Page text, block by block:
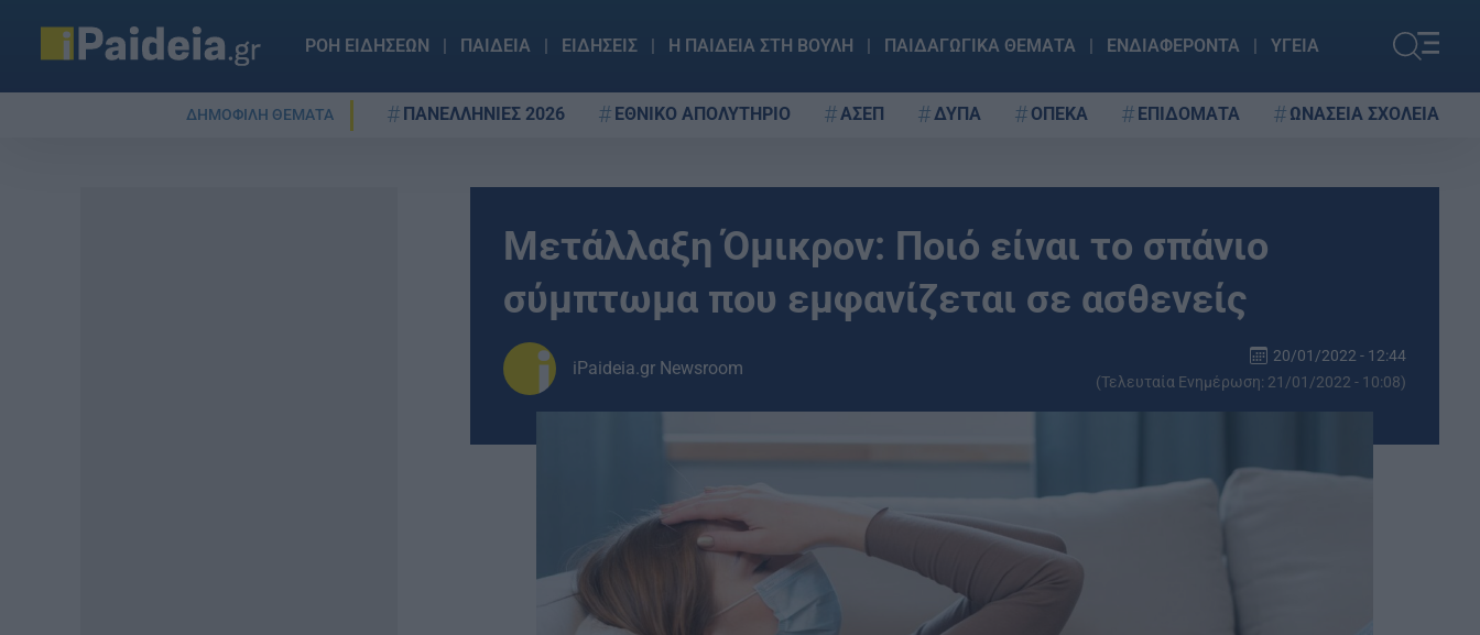
ΡΟΗ ΕΙΔΗΣΕΩΝ ΠΑΙΔΕΙΑ ΕΙΔΗΣΕΙΣ Η ΠΑΙΔΕΙΑ ΣΤΗ ΒΟΥΛΗ ΠΑΙΔΑΓΩΓΙΚΑ ΘΕΜΑΤΑ ΕΝΔΙΑΦΕΡΟΝΤΑ ΥΓΕΙΑ
ΔΗΜΟΦΙΛΗ ΘΕΜΑΤΑ ΠΑΝΕΛΛΗΝΙΕΣ 2026 ΕΘΝΙΚΟ ΑΠΟΛΥΤΗΡΙΟ ΑΣΕΠ ΔΥΠΑ ΟΠΕΚΑ ΕΠΙΔΟΜΑΤΑ ΩΝΑΣΕΙΑ ΣΧΟΛΕΙΑ
Μετάλλαξη Όμικρον: Ποιό είναι το σπάνιο
σύμπτωμα που εμφανίζεται σε ασθενείς
iPaideia.gr Newsroom
20/01/2022 - 12:44
(Τελευταία Ενημέρωση: 21/01/2022 - 10:08)